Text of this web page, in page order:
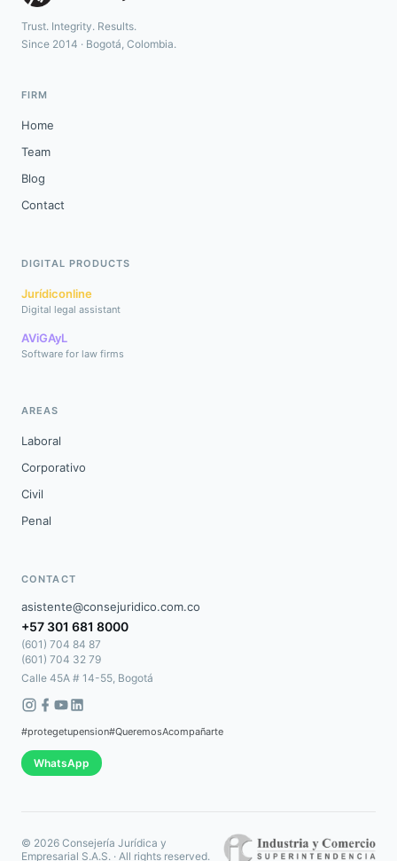
Trust. Integrity. Results.
Since 2014 · Bogotá, Colombia.
FIRM
Home
Team
Blog
Contact
DIGITAL PRODUCTS
Jurídiconline
Digital legal assistant
AViGAyL
Software for law firms
AREAS
Laboral
Corporativo
Civil
Penal
CONTACT
asistente@consejuridico.com.co
+57 301 681 8000
(601) 704 84 87
(601) 704 32 79
Calle 45A # 14-55, Bogotá
#protegetupension#QueremosAcompañarte
WhatsApp
© 2026 Consejería Jurídica y
Empresarial S.A.S. · All rights reserved.